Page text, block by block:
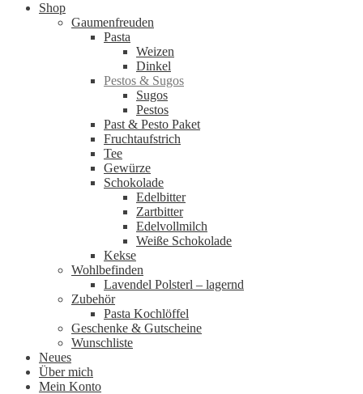
Shop
Gaumenfreuden
Pasta
Weizen
Dinkel
Pestos & Sugos
Sugos
Pestos
Past & Pesto Paket
Fruchtaufstrich
Tee
Gewürze
Schokolade
Edelbitter
Zartbitter
Edelvollmilch
Weiße Schokolade
Kekse
Wohlbefinden
Lavendel Polsterl – lagernd
Zubehör
Pasta Kochlöffel
Geschenke & Gutscheine
Wunschliste
Neues
Über mich
Mein Konto